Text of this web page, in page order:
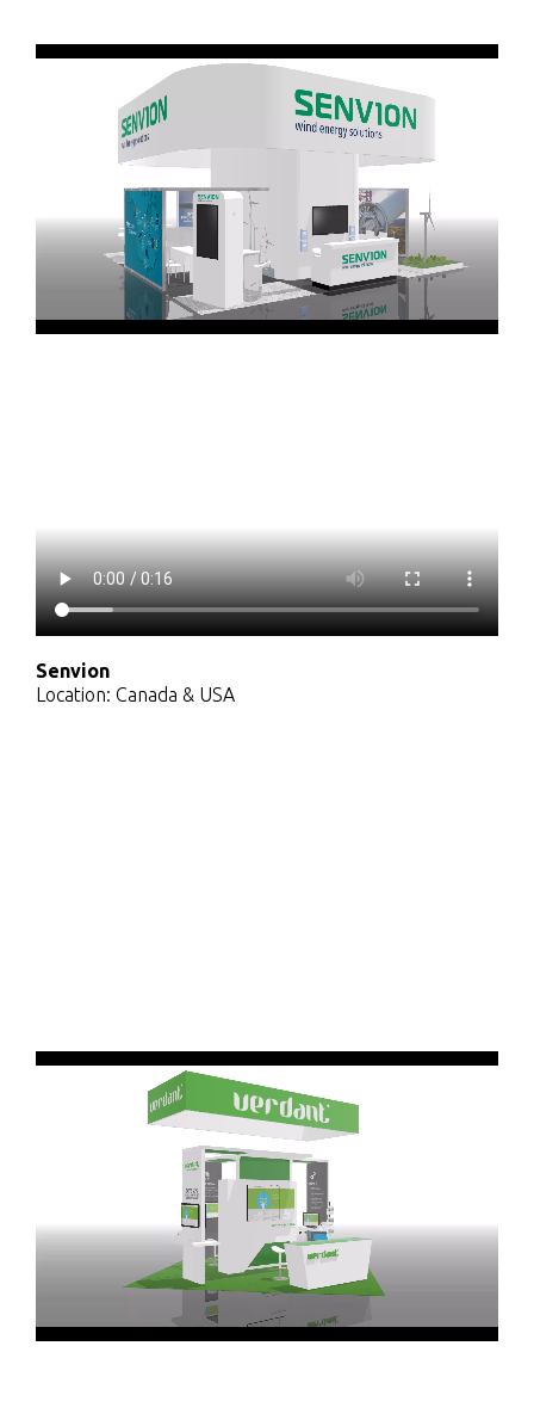
Senvion
Location: Canada & USA